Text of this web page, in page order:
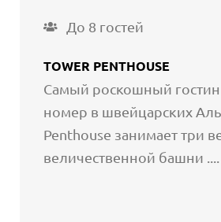
До 8 гостей
TOWER PENTHOUSE
Самый роскошный
номер в швейцарских
Penthouse занимает три
величественной башни ....